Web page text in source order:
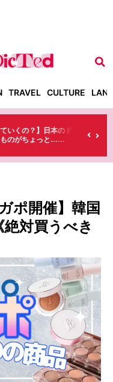
TRAVEL CULTURE
いくの？】日本のド
のがちょっと…
ポ開催】韓国
対買うべき